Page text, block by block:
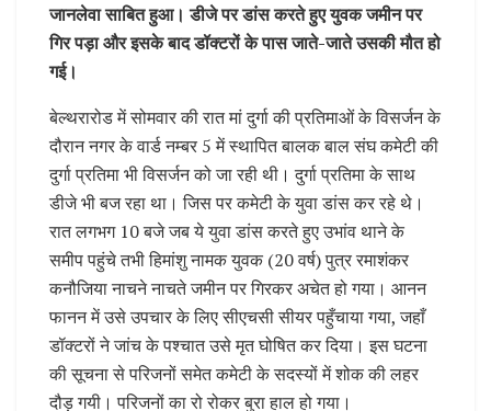
जानलेवा साबित हुआ। डीजे पर डांस करते हुए युवक जमीन पर
गिर पड़ा और इसके बाद डॉक्टरों के पास जाते-जाते उसकी मौत हो
गई।
बेल्थरारोड में सोमवार की रात मां दुर्गा की प्रतिमाओं के विसर्जन के
दौरान नगर के वार्ड नम्बर 5 में स्थापित बालक बाल संघ कमेटी की
दुर्गा प्रतिमा भी विसर्जन को जा रही थी। दुर्गा प्रतिमा के साथ
डीजे भी बज रहा था। जिस पर कमेटी के युवा डांस कर रहे थे।
रात लगभग 10 बजे जब ये युवा डांस करते हुए उभांव थाने के
समीप पहुंचे तभी हिमांशु नामक युवक (20 वर्ष) पुत्र रमाशंकर
कनौजिया नाचने नाचते जमीन पर गिरकर अचेत हो गया। आनन
फानन में उसे उपचार के लिए सीएचसी सीयर पहुँचाया गया, जहाँ
डॉक्टरों ने जांच के पश्चात उसे मृत घोषित कर दिया। इस घटना
की सूचना से परिजनों समेत कमेटी के सदस्यों में शोक की लहर
दौड़ गयी। परिजनों का रो रोकर बुरा हाल हो गया।